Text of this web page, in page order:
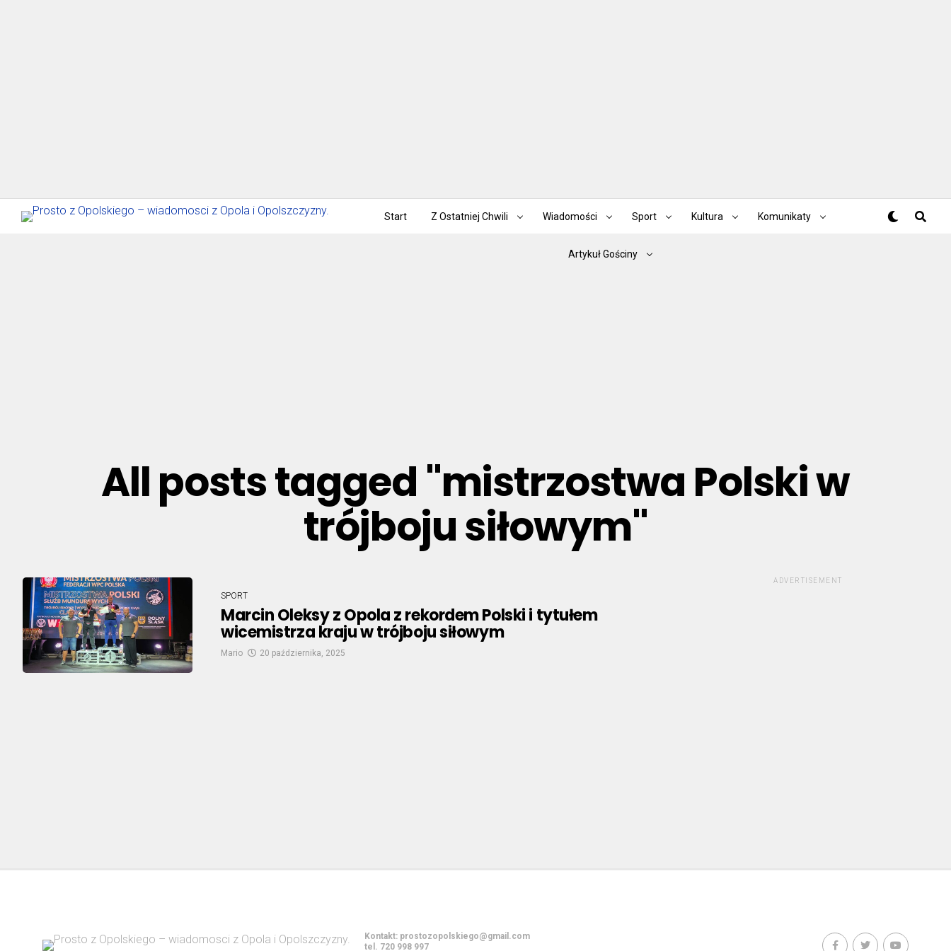
Start Z Ostatniej Chwili Wiadomości Sport Kultura Komunikaty
Artykuł Gościny
All posts tagged "mistrzostwa Polski w
trójboju siłowym"
SPORT
Marcin Oleksy z Opola z rekordem Polski i tytułem
wicemistrza kraju w trójboju siłowym
Mario 20 października, 2025
ADVERTISEMENT
Kontakt: prostozopolskiego@gmail.com
tel. 720 998 997